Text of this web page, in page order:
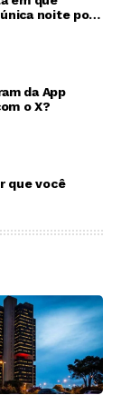
noite por
da App
o X?
que você